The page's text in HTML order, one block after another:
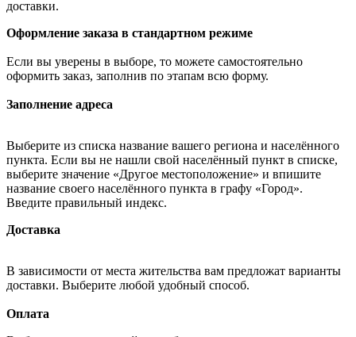
доставки.
Оформление заказа в стандартном режиме
Если вы уверены в выборе, то можете самостоятельно
оформить заказ, заполнив по этапам всю форму.
Заполнение адреса
Выберите из списка название вашего региона и населённого
пункта. Если вы не нашли свой населённый пункт в списке,
выберите значение «Другое местоположение» и впишите
название своего населённого пункта в графу «Город».
Введите правильный индекс.
Доставка
В зависимости от места жительства вам предложат варианты
доставки. Выберите любой удобный способ.
Оплата